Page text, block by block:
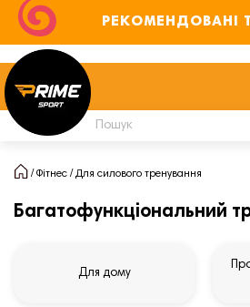
РЕКОМЕНДОВАНІ
Фітнес Для силового тренування
Багатофункціональний
Для дому